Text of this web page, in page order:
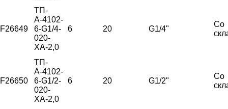
F26649
ТП-
А-4102-
6-G1/4-
020-
ХА-2,0
6 20 G1/4"
Со
F26650
ТП-
А-4102-
6-G1/2-
020-
ХА-2,0
6 20 G1/2"
Со